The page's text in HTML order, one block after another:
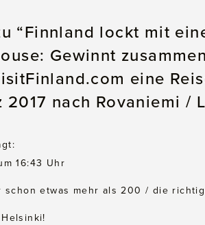
“Finnland lockt mit
Gewinnt
eine
2017 nach Rovaniemi /
16:43 Uhr
schon etwas mehr als 200 / die